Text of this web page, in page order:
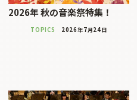
2026年 秋の音楽祭特集！
TOPICS 2026年7月24日